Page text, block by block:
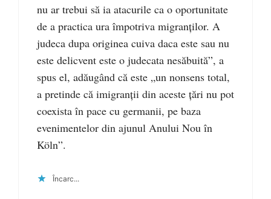
nu ar trebui să ia atacurile ca o oportunitate
de a practica ura împotriva migranților. A
judeca dupa originea cuiva daca este sau nu
este delicvent este o judecata nesăbuită”, a
spus el, adăugând că este „un nonsens total,
a pretinde că imigranții din aceste țări nu pot
coexista în pace cu germanii, pe baza
evenimentelor din ajunul Anului Nou în
Köln”.
Încarc...